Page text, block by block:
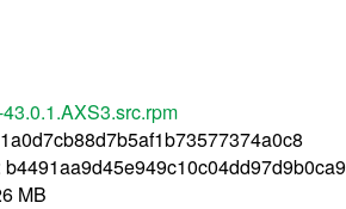
MB